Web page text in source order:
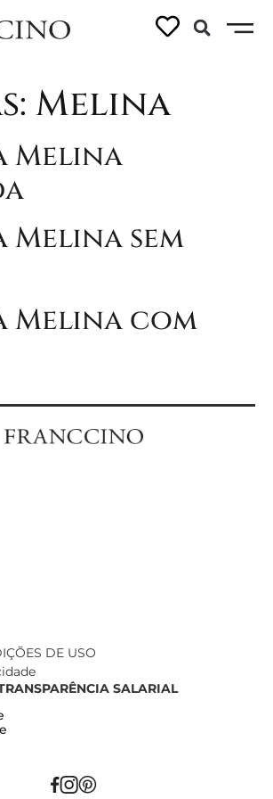
Melina
Melina
Melina sem
Melina com
DE USO
SALARIAL